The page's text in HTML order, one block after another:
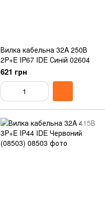
Вилка кабельна 32A 250В
2P+E IP67 IDE Синій 02604
621 грн